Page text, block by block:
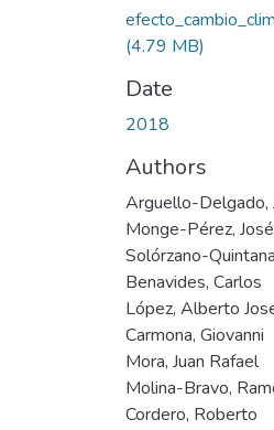
(4.79 MB)
Date
2018
Authors
Arguello-Delgado,
Monge-Pérez,
Solórzano-
Benavides, Carlos
López, Alberto
Carmona, Giovanni
Mora, Juan Rafael
Molina-Bravo,
Cordero, Roberto